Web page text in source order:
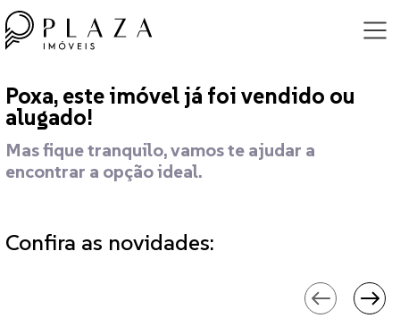
Poxa, este imóvel já foi vendido ou
alugado!
Mas fique tranquilo, vamos te ajudar a
encontrar a opção ideal.
Confira as novidades: